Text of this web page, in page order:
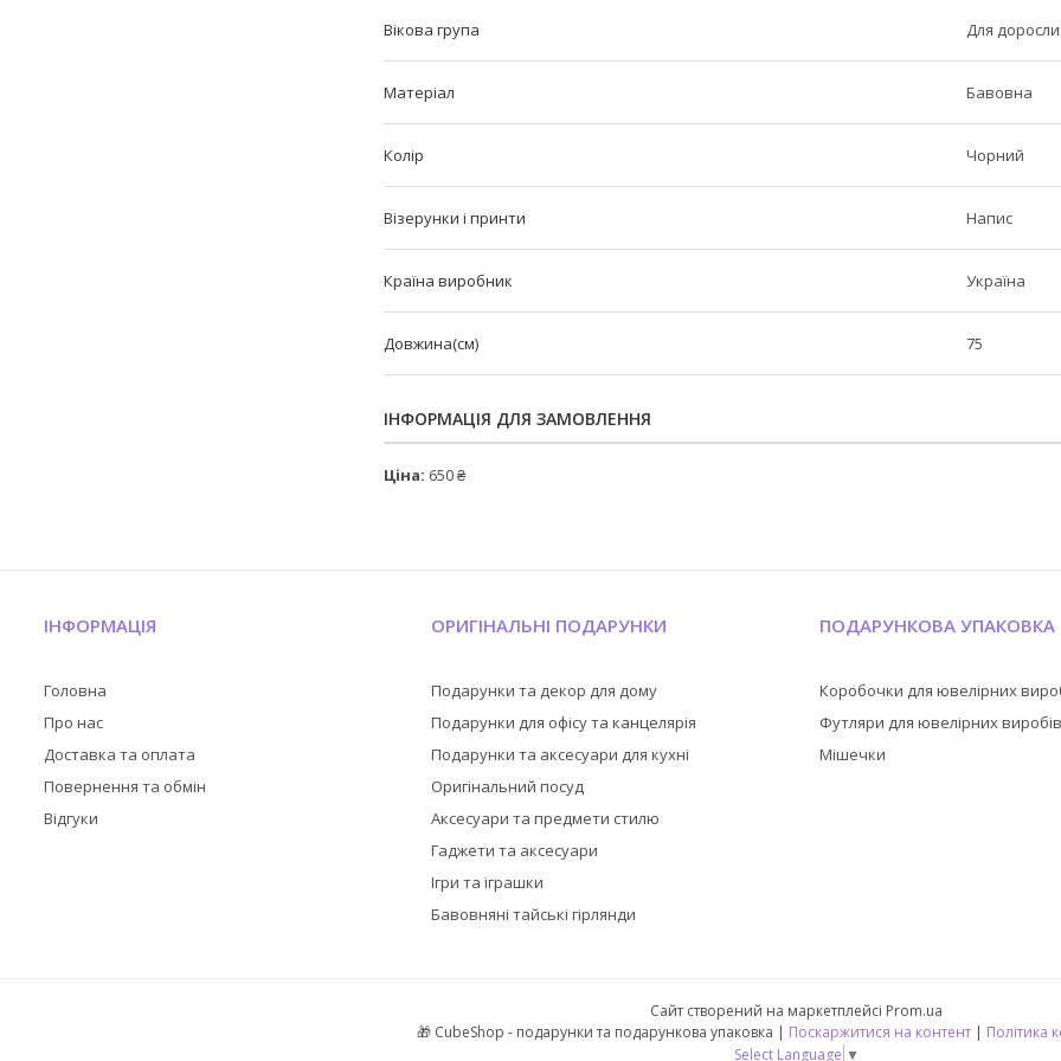
Вікова група Для
Матеріал Бавовна
Колір Чорний
Візерунки і принти Напис
Країна виробник Україна
Довжина(см) 75
ІНФОРМАЦІЯ ДЛЯ ЗАМОВЛЕННЯ
Ціна: 650 ₴
ІНФОРМАЦІЯ
Головна
Про нас
Доставка та оплата
Повернення та обмін
Відгуки
ОРИГІНАЛЬНІ ПОДАРУНКИ
Подарунки та декор для дому
Подарунки для офісу та канцелярія
Подарунки та аксесуари для кухні
Оригінальний посуд
Аксесуари та предмети стилю
Гаджети та аксесуари
Ігри та іграшки
Бавовняні тайські гірлянди
ПОДАРУНКОВА УПАКОВКА
Коробочки для ювелірних
Футляри для ювелірних
Мішечки
Сайт створений на маркетплейсі Prom.ua
🎁 CubeShop - подарунки та подарункова упаковка | Поскаржитися на контент | Політика
Select Language ▼